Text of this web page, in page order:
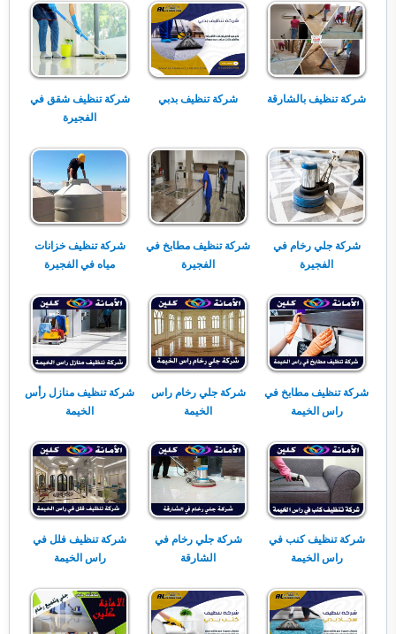
شركة تنظيف بالشارقة شركة تنظيف بدبي
شركة تنظيف شقق في
الفجيرة
شركة جلي رخام في
الفجيرة
شركة تنظيف مطابخ في
الفجيرة
شركة تنظيف خزانات
مياه في الفجيرة
شركة تنظيف مطابخ في
راس الخيمة
شركة جلي رخام راس
الخيمة
شركة تنظيف منازل رأس
الخيمة
شركة تنظيف كنب في
راس الخيمة
شركة جلي رخام في
الشارقة
شركة تنظيف فلل في
راس الخيمة